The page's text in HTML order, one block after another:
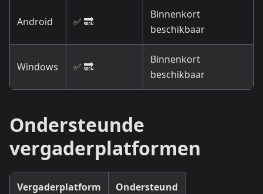
Android ✅ 🔜
Binnenkort
beschikbaar
Windows ✅ 🔜
Binnenkort
beschikbaar
Ondersteunde
vergaderplatformen
Vergaderplatform Ondersteund